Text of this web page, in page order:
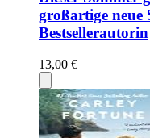
großartige neue
Bestsellerautorin
13,00 €